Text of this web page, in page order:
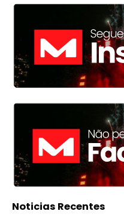
Noticias Recentes